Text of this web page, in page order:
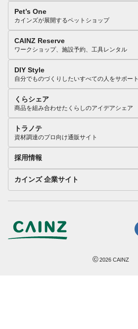
Pet’s One
カインズが展開するペットショップ
CAINZ Reserve
ワークショップ、施設予約、工具レンタル
DIY Style
自分でものづくりしたいすべての人をサポート
くらシェア
商品を組み合わせたくらしのアイデアシェア
トラノテ
資材調達のプロ向け通販サイト
採用情報
カインズ 企業サイト
©2026 CAINZ